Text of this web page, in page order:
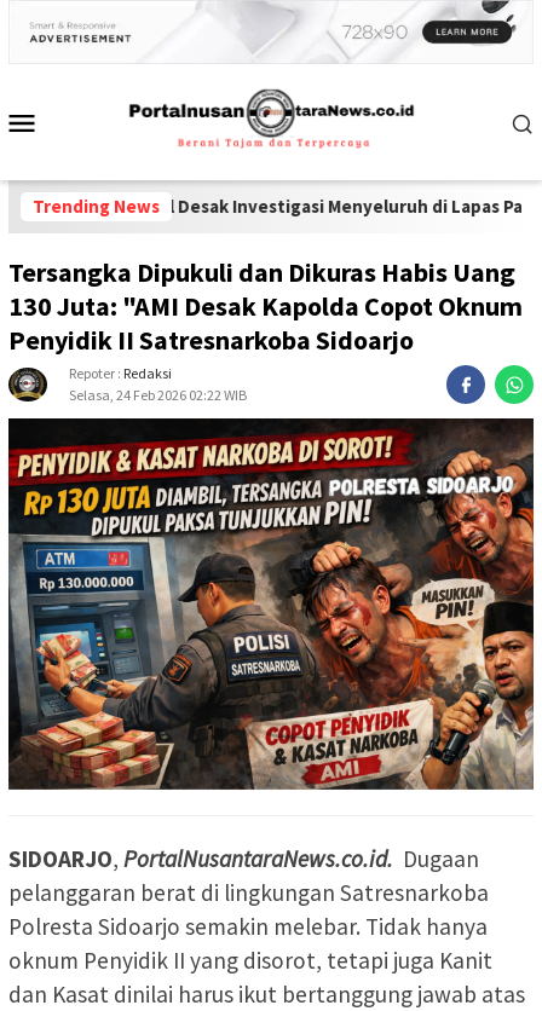
Trending News
Desak Investigasi Menyeluruh di Lapas Pamekasan-Diduga
Tersangka Dipukuli dan Dikuras Habis Uang
130 Juta: "AMI Desak Kapolda Copot Oknum
Penyidik II Satresnarkoba Sidoarjo
Repoter : Redaksi
Selasa, 24 Feb 2026 02:22 WIB
SIDOARJO, PortalNusantaraNews.co.id. Dugaan
pelanggaran berat di lingkungan Satresnarkoba
Polresta Sidoarjo semakin melebar. Tidak hanya
oknum Penyidik II yang disorot, tetapi juga Kanit
dan Kasat dinilai harus ikut bertanggung jawab atas